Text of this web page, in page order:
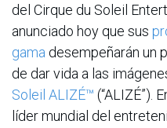
del Cirque du Soleil
anunciado hoy que sus
gama desempeñarán un
de dar vida a las
Soleil ALIZÉ™ (“ALIZÉ”).
líder mundial del